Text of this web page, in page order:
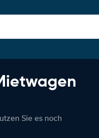
Sie es noch